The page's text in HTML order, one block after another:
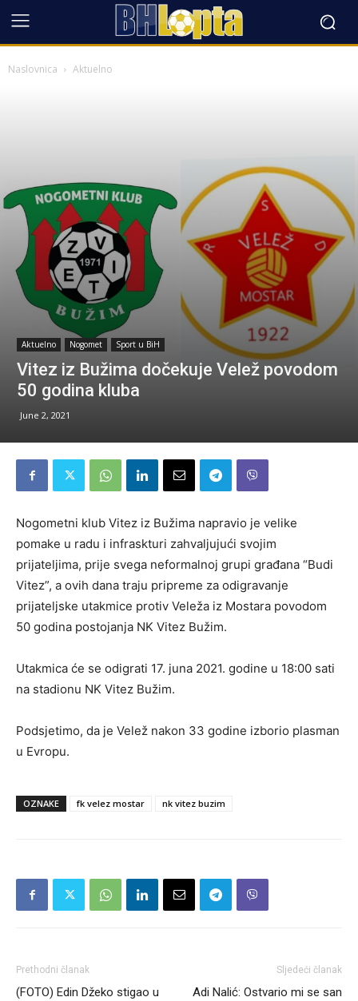
Naslovnica Aktuelno
Aktuelno Nogomet Sport u BiH
Vitez iz Bužima dočekuje Velež povodom
50 godina kluba
June 2, 2021
Nogometni klub Vitez iz Bužima napravio je velike
pomake u radu i infraskturi zahvaljujući svojim
prijateljima, prije svega neformalnoj grupi građana “Budi
Vitez”, a ovih dana traju pripreme za odigravanje
prijateljske utakmice protiv Veleža iz Mostara povodom
50 godina postojanja NK Vitez Bužim.
Utakmica će se odigrati 17. juna 2021. godine u 18:00 sati
na stadionu NK Vitez Bužim.
Podsjetimo, da je Velež nakon 33 godine izborio plasman
u Evropu.
OZNAKE fk velez mostar nk vitez buzim
Prethodni članak
(FOTO) Edin Džeko stigao u
Sljedeći članak
Adi Nalić: Ostvario mi se san